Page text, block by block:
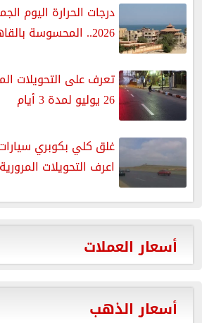
2026.. المحسوسة بالقاهرة 38 درجة
تعرف على التحويلات
26 يوليو لمدة 3 أيام
غلق كلي بكوبري
اعرف التحويلات المرورية
أسعار العملات
أسعار الذهب